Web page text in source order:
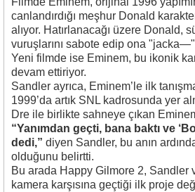
canlandırdığı meşhur Donald
alıyor. Hatırlanacağı üzere Donald,
vuruşlarını sabote edip ona
Yeni filmde ise Eminem, bu ikonik
devam ettiriyor.
Sandler ayrıca, Eminem’le ilk
1999’da artık SNL kadrosunda yer
Dre ile birlikte sahneye çıkan
“Yanımdan geçti, bana baktı ve
dedi,” diyen Sandler, bu anın
olduğunu belirtti.
Bu arada Happy Gilmore 2, Sandler
kamera karşısına geçtiği ilk proje